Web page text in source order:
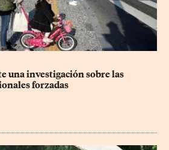
una investigación sobre las
forzadas